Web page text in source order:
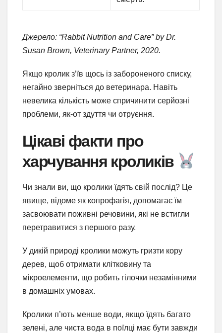
Джерело: “Rabbit Nutrition and Care” by Dr.
Susan Brown, Veterinary Partner, 2020.
Якщо кролик з’їв щось із забороненого списку,
негайно зверніться до ветеринара. Навіть
невелика кількість може спричинити серйозні
проблеми, як-от здуття чи отруєння.
Цікаві факти про
харчування кроликів
Чи знали ви, що кролики їдять свій послід? Це
явище, відоме як копрофагія, допомагає їм
засвоювати поживні речовини, які не встигли
перетравитися з першого разу.
У дикій природі кролики можуть гризти кору
дерев, щоб отримати клітковину та
мікроелементи, що робить гілочки незамінними
в домашніх умовах.
Кролики п’ють менше води, якщо їдять багато
зелені, але чиста вода в поїлці має бути завжди